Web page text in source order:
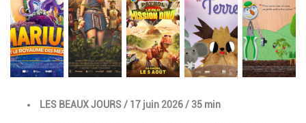
DescriptionLES BEAUX JOURS / 17 juin 2026 / 35 min